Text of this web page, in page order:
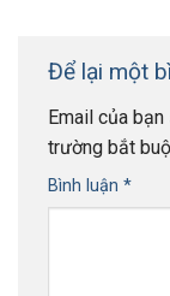
Để lại một
Email của
trường bắt
Bình luận *